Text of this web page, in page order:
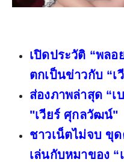
เปิดประวัติ “พลอ
ตกเป็นข่าวกับ “
ส่องภาพล่าสุด “เ
"เวียร์ ศุกลวัฒน์"
ชาวเน็ตไม่จบ ขุ
เล่นกับหมาของ “